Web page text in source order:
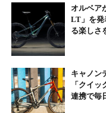
オルベア
LT」を発
る楽しさ
キャノン
「クイ
連携で毎